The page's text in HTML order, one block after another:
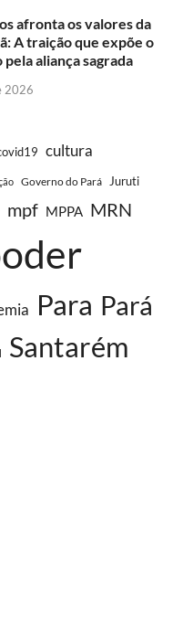
afronta os valores da
A traição que expõe o
aliança sagrada
2026
cultura
Governo do Pará Juruti
mpf MPPA MRN
Para Pará
Santarém